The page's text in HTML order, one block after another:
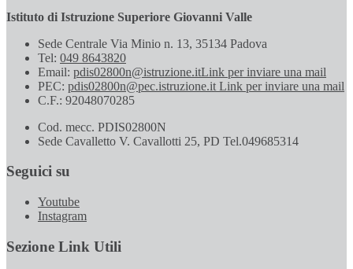
Istituto di Istruzione Superiore Giovanni Valle
Sede Centrale Via Minio n. 13, 35134 Padova
Tel: 049 8643820
Email: pdis02800n@istruzione.itLink per inviare una mail
PEC: pdis02800n@pec.istruzione.it Link per inviare una mail
C.F.: 92048070285
Cod. mecc. PDIS02800N
Sede Cavalletto V. Cavallotti 25, PD Tel.049685314
Seguici su
Youtube
Instagram
Sezione Link Utili